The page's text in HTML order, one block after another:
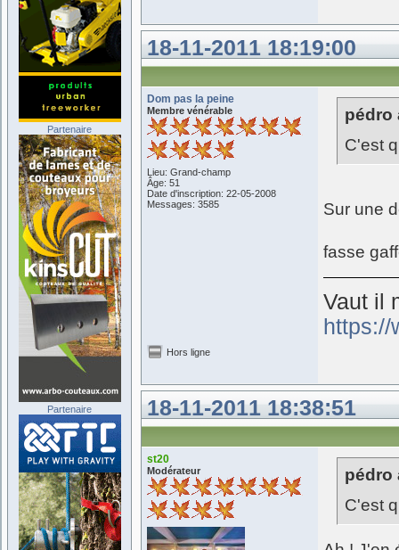
18-11-2011 18:19:00
Dom pas la peine
Membre vénérable
Lieu: Grand-champ
Âge: 51
Date d'inscription: 22-05-2008
Messages: 3585
pédro
C'est
Sur une
fasse
Vaut il
Hors ligne
18-11-2011 18:38:51
st20
Modérateur
pédro
C'est
Partenaire
Partenaire